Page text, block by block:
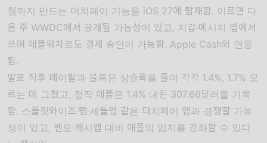
청까지 만드는 더치페이 기능을 iOS 27에 탑재함. 이르면 다
음 주 WWDC에서 공개될 가능성이 있고, 지갑·메시지 앱에서
쓰며 애플워치로도 결제 승인이 가능함. Apple Cash와 연동
됨.
발표 직후 페이팔과 블록은 상승폭을 줄여 각각 1.4%, 1.7% 오
르는 데 그쳤고, 정작 애플은 1.4% 내린 307.66달러를 기록
함. 스플릿와이즈·탭·세틀업 같은 더치페이 앱과 경쟁할 가능
성이 있고, 벤모·캐시앱 대비 애플의 입지를 강화할 수 있다